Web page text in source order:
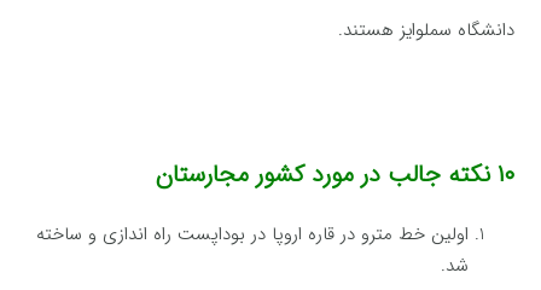
دانشگاه سملوایز هستند.
۱۰ نکته جالب در مورد کشور مجارستان
اولین خط مترو در قاره اروپا در بوداپست راه اندازی و ساخته
شد.